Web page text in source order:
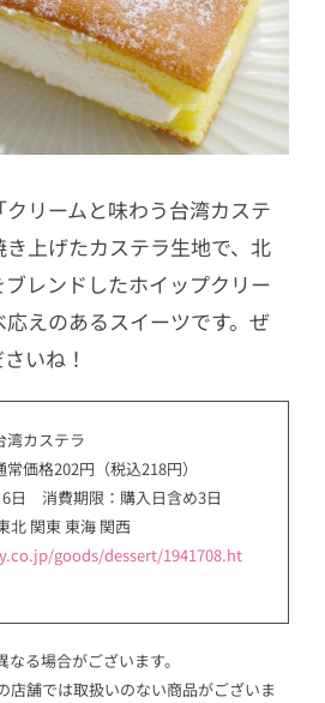
リームと味わう台湾カステ
上げたカステラ生地で、北
レンドしたホイップクリー
えのあるスイーツです。ぜ
いね！
湾カステラ
価格202円（税込218円）
日 消費期限：購入日含め3日
北 関東 東海 関西
goods/dessert/1941708.ht
る場合がございます。
舗では取扱いのない商品がございま